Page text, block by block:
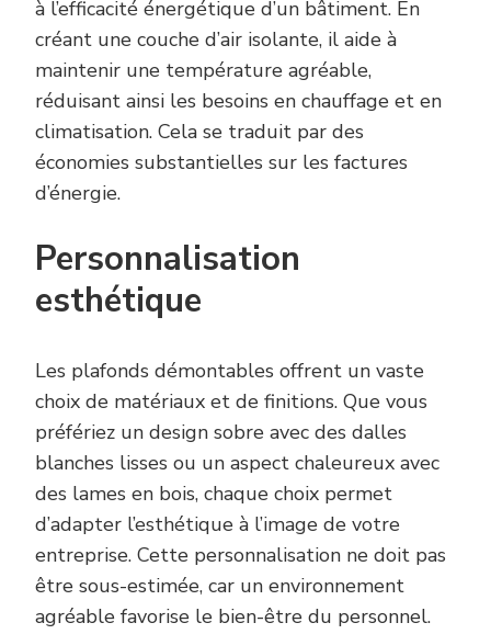
à l’efficacité énergétique d’un bâtiment. En
créant une couche d’air isolante, il aide à
maintenir une température agréable,
réduisant ainsi les besoins en chauffage et en
climatisation. Cela se traduit par des
économies substantielles sur les factures
d’énergie.
Personnalisation
esthétique
Les plafonds démontables offrent un vaste
choix de matériaux et de finitions. Que vous
préfériez un design sobre avec des dalles
blanches lisses ou un aspect chaleureux avec
des lames en bois, chaque choix permet
d’adapter l’esthétique à l’image de votre
entreprise. Cette personnalisation ne doit pas
être sous-estimée, car un environnement
agréable favorise le bien-être du personnel.